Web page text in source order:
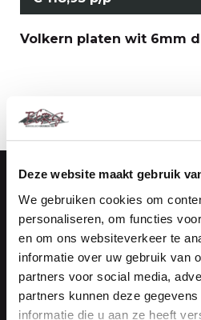
Deze website maakt gebruik
We gebruiken cookies om
personaliseren, om functies
en om ons websiteverkeer te
informatie over uw gebruik van
partners voor social media,
partners kunnen deze
informatie die u aan ze heeft
Volkern platen wit 6mm
Handelsonderneming
Vestiging Maasdijk (Kantoor)
De Vierde Hoeve 10
2676 CN Maasdijk